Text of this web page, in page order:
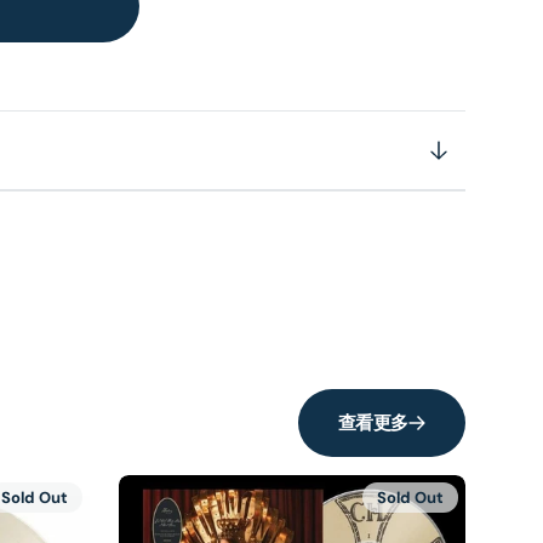
查看更多
Sold Out Sold Out